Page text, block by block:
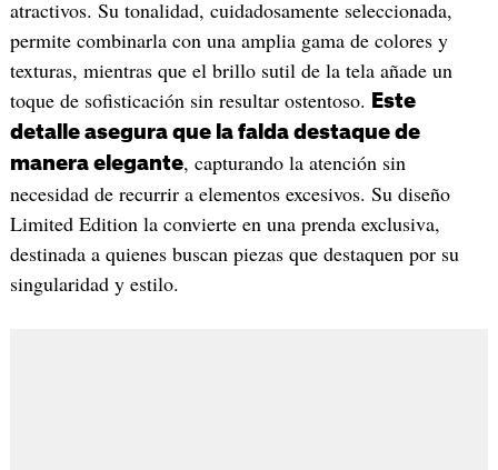
atractivos. Su tonalidad, cuidadosamente seleccionada,
permite combinarla con una amplia gama de colores y
texturas, mientras que el brillo sutil de la tela añade un
toque de sofisticación sin resultar ostentoso.
Este
detalle asegura que la falda destaque de
manera elegante, capturando la atención sin
necesidad de recurrir a elementos excesivos. Su diseño
Limited Edition la convierte en una prenda exclusiva,
destinada a quienes buscan piezas que destaquen por su
singularidad y estilo.